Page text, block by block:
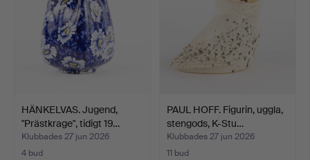
HÄNKELVAS. Jugend,
"Prästkrage", tidigt 19…
Klubbades 27 jun 2026
4 bud
PAUL HOFF. Figurin, uggla,
stengods, K-Stu…
Klubbades 27 jun 2026
11 bud